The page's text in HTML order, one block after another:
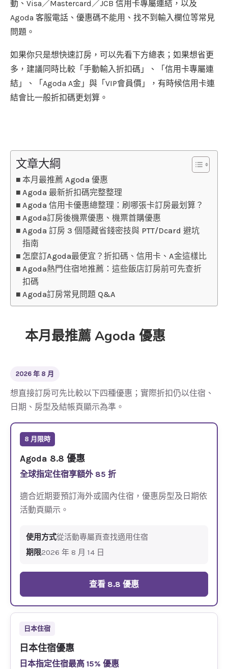
動、Visa／Mastercard／JCB 信用卡專屬連結，以及
Agoda 客服電話、優惠碼不能用、找不到輸入欄位等常見
問題。
如果你只是想快速訂房，可以先看下方總表；如果想省更
多，建議同時比較「手動輸入折扣碼」、「信用卡專屬連
結」、「Agoda A金」與「VIP會員價」，有時候信用卡連
結會比一般折扣碼更划算。
文章大綱
本月最推薦 Agoda 優惠
Agoda 最新折扣碼完整整理
Agoda 信用卡優惠總整理：刷哪張卡訂房最划算？
Agoda訂房後機票優惠、機票首購優惠
Agoda 訂房 3 個隱藏省錢密技與 PTT/Dcard 避坑
指南
怎麼訂Agoda最便宜？折扣碼、信用卡、A金這樣比
Agoda熱門住宿地推薦：這些飯店訂房前可先查折
扣碼
Agoda訂房常見問題 Q&A
本月最推薦 Agoda 優惠
2026 年 8 月
想直接訂房可先比較以下四種優惠；實際折扣仍以住宿、
日期、房型及結帳頁顯示為準。
8 月限時
Agoda 8.8 優惠
全球指定住宿享額外 85 折
適合近期要預訂海外或國內住宿，優惠房型及日期依
活動頁顯示。
使用方式從活動專屬頁查找適用住宿
期限2026 年 8 月 14 日
查看 8.8 優惠
日本住宿
日本住宿優惠
日本指定住宿最高 15% 優惠